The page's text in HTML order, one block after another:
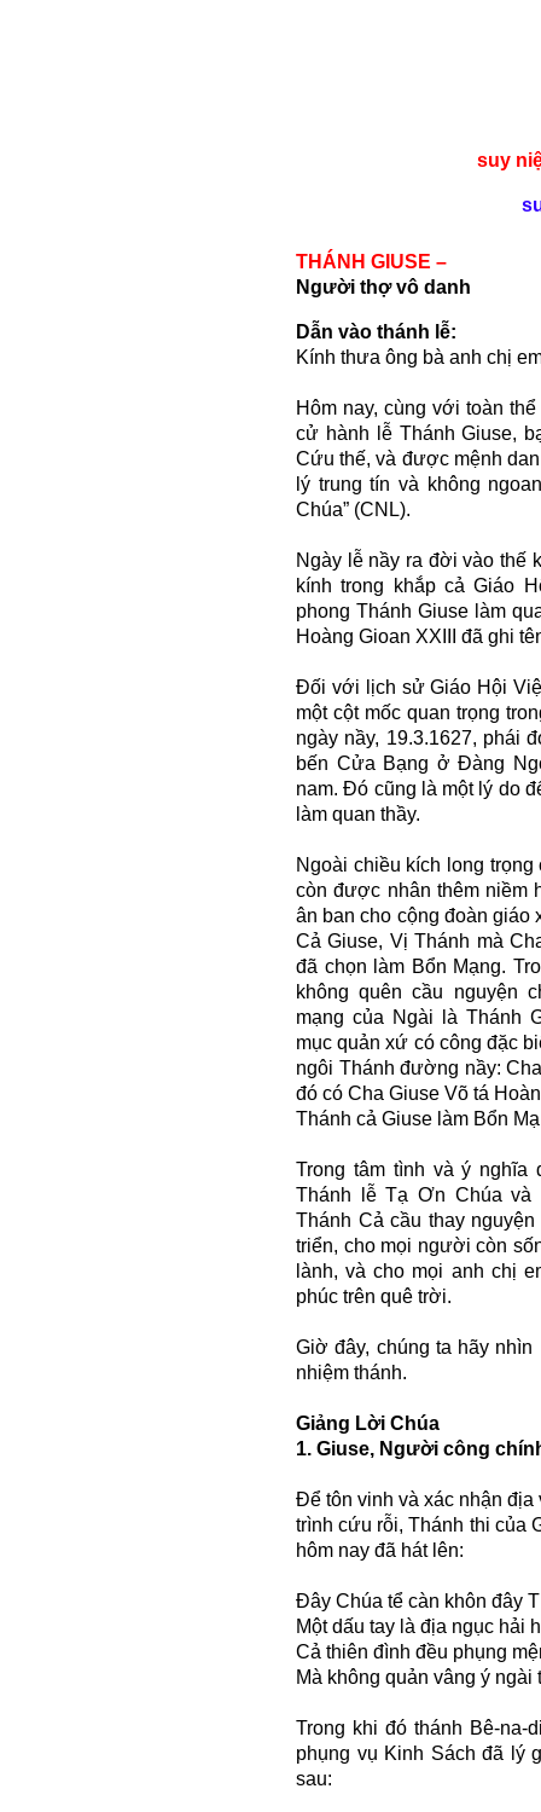
suy
THÁNH GIUSE –
Người thợ vô danh
Dẫn vào thánh lễ:
Kính thưa ông bà anh chị
Hôm nay, cùng với toàn
cử hành lễ Thánh Giuse,
Cứu thế, và được mệnh
lý trung tín và không
Chúa” (CNL).
Ngày lễ nầy ra đời vào thế
kính trong khắp cả Giáo
phong Thánh Giuse làm
Hoàng Gioan XXIII đã ghi
Đối với lịch sử Giáo Hội
một cột mốc quan trọng
ngày nầy, 19.3.1627, phái
bến Cửa Bạng ở Đàng
nam. Đó cũng là một lý do
làm quan thầy.
Ngoài chiều kích long
còn được nhân thêm niềm
ân ban cho cộng đoàn
Cả Giuse, Vị Thánh mà
đã chọn làm Bổn Mạng.
không quên cầu nguyện
mạng của Ngài là Thánh
mục quản xứ có công đặc
ngôi Thánh đường nầy:
đó có Cha Giuse Võ tá
Thánh cả Giuse làm Bổn
Trong tâm tình và ý nghĩa
Thánh lễ Tạ Ơn Chúa và
Thánh Cả cầu thay
triển, cho mọi người còn
lành, và cho mọi anh chị
phúc trên quê trời.
Giờ đây, chúng ta hãy
nhiệm thánh.
Giảng Lời Chúa
1. Giuse, Người công
Để tôn vinh và xác nhận
trình cứu rỗi, Thánh thi của
hôm nay đã hát lên:
Đây Chúa tể càn khôn đây
Một dấu tay là địa ngục hải
Cả thiên đình đều phụng
Mà không quản vâng ý ngài
Trong khi đó thánh Bê-na-
phụng vụ Kinh Sách đã lý
sau: